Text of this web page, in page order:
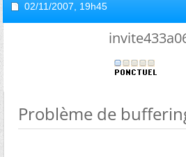
02/11/2007, 19h45
Problème de